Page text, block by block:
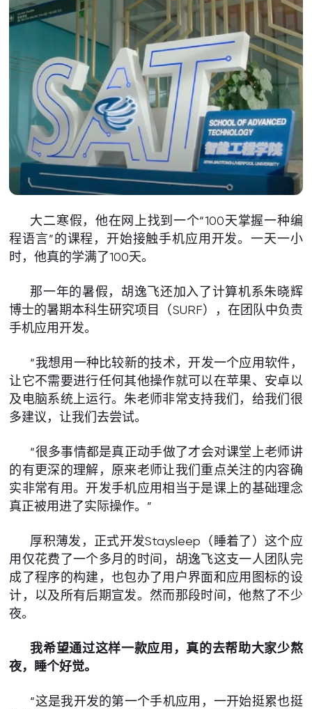
大二寒假，他在网上找到一个“100天掌握一种编
程语言”的课程，开始接触手机应用开发。一天一小
时，他真的学满了100天。
那一年的暑假，胡逸飞还加入了计算机系朱晓辉
博士的暑期本科生研究项目（SURF），在团队中负责
手机应用开发。
“我想用一种比较新的技术，开发一个应用软件，
让它不需要进行任何其他操作就可以在苹果、安卓以
及电脑系统上运行。朱老师非常支持我们，给我们很
多建议，让我们去尝试。
“很多事情都是真正动手做了才会对课堂上老师讲
的有更深的理解，原来老师让我们重点关注的内容确
实非常有用。开发手机应用相当于是课上的基础理念
真正被用进了实际操作。”
厚积薄发，正式开发Staysleep（睡着了）这个应
用仅花费了一个多月的时间，胡逸飞这支一人团队完
成了程序的构建，也包办了用户界面和应用图标的设
计，以及所有后期宣发。然而那段时间，他熬了不少
夜。
我希望通过这样一款应用，真的去帮助大家少熬
夜，睡个好觉。
“这是我开发的第一个手机应用，一开始挺累也挺